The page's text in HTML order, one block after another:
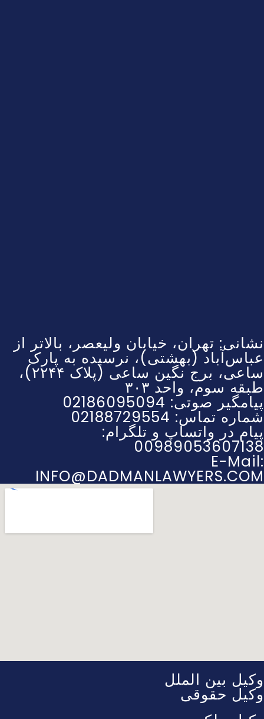
نشانی: تهران، خیابان ولیعصر، بالاتر از
عباس‌آباد (بهشتی)، نرسیده به پارک
ساعی، برج نگین ساعی (پلاک ۲۲۴۴)،
طبقه سوم، واحد ۳۰۳
پیامگیر صوتی: 02186095094
شماره تماس: 02188729554
پیام در واتساپ و تلگرام:
00989053607138
E-Mail:
INFO@DADMANLAWYERS.COM
وکیل بین الملل
وکیل حقوقی